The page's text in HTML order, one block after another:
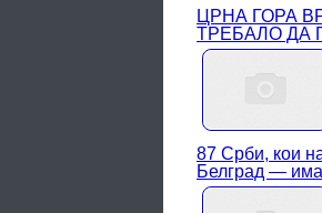
ЦРНА ГОРА
ТРЕБАЛО ДА
87 Срби, кои
Белград —